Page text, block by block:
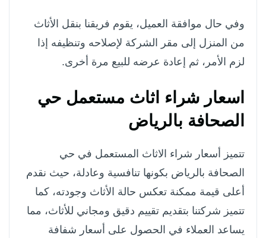
وفي حال موافقة العميل، يقوم فريقنا بنقل الأثاث
من المنزل إلى مقر الشركة لإصلاحه وتنظيفه إذا
لزم الأمر، ثم إعادة عرضه للبيع مرة أخرى.
اسعار شراء اثاث مستعمل حي
الصحافة بالرياض
تتميز أسعار شراء الاثاث المستعمل في حي
الصحافة بالرياض بكونها تنافسية وعادلة، حيث نقدم
أعلى قيمة ممكنة تعكس حالة الأثاث وجودته، كما
تتميز شركتنا بتقديم تقييم دقيق ومجاني للأثاث، مما
يساعد العملاء في الحصول على أسعار شفافة